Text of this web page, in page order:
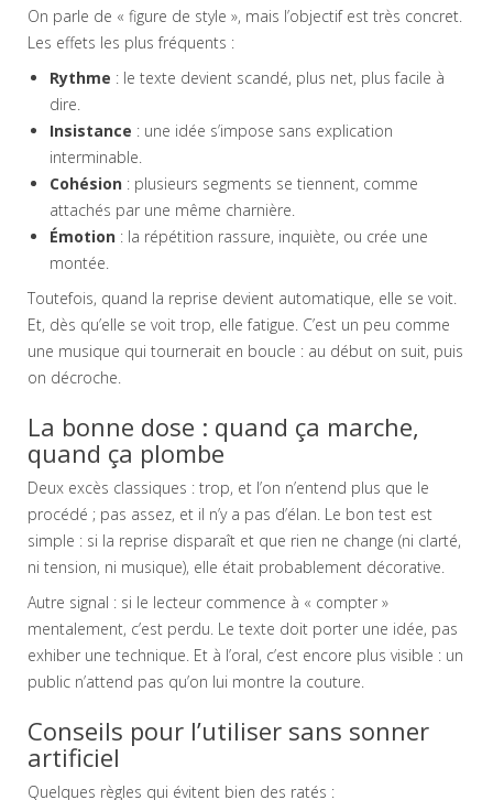
On parle de « figure de style », mais l’objectif est très concret.
Les effets les plus fréquents :
Rythme : le texte devient scandé, plus net, plus facile à
dire.
Insistance : une idée s’impose sans explication
interminable.
Cohésion : plusieurs segments se tiennent, comme
attachés par une même charnière.
Émotion : la répétition rassure, inquiète, ou crée une
montée.
Toutefois, quand la reprise devient automatique, elle se voit.
Et, dès qu’elle se voit trop, elle fatigue. C’est un peu comme
une musique qui tournerait en boucle : au début on suit, puis
on décroche.
La bonne dose : quand ça marche,
quand ça plombe
Deux excès classiques : trop, et l’on n’entend plus que le
procédé ; pas assez, et il n’y a pas d’élan. Le bon test est
simple : si la reprise disparaît et que rien ne change (ni clarté,
ni tension, ni musique), elle était probablement décorative.
Autre signal : si le lecteur commence à « compter »
mentalement, c’est perdu. Le texte doit porter une idée, pas
exhiber une technique. Et à l’oral, c’est encore plus visible : un
public n’attend pas qu’on lui montre la couture.
Conseils pour l’utiliser sans sonner
artificiel
Quelques règles qui évitent bien des ratés :